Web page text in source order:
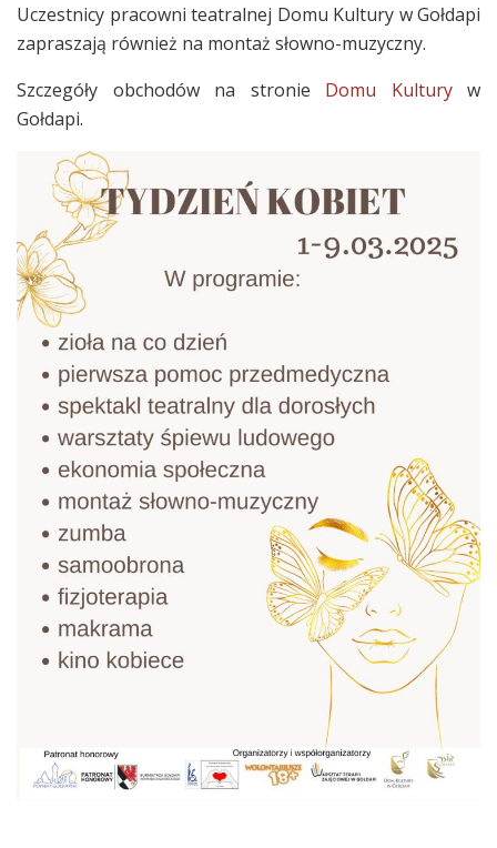
Uczestnicy pracowni teatralnej Domu Kultury w Gołdapi
zapraszają również na montaż słowno-muzyczny.
Szczegóły obchodów na stronie Domu Kulturyw
Gołdapi.